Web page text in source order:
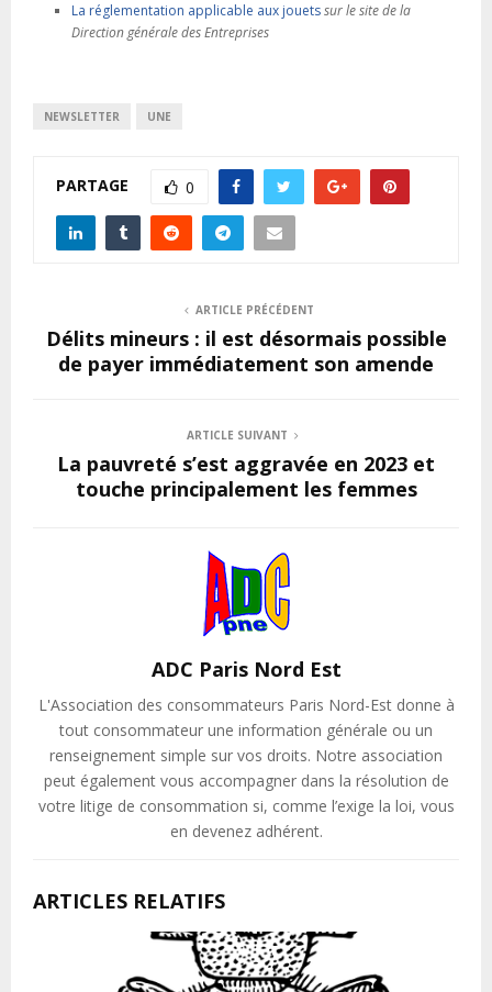
La réglementation applicable aux jouetssur le site de la
Direction générale des Entreprises
NEWSLETTER UNE
PARTAGE 0
ARTICLE PRÉCÉDENT
Délits mineurs : il est désormais possible
de payer immédiatement son amende
ARTICLE SUIVANT
La pauvreté s’est aggravée en 2023 et
touche principalement les femmes
ADC Paris Nord Est
L'Association des consommateurs Paris Nord-Est donne à
tout consommateur une information générale ou un
renseignement simple sur vos droits. Notre association
peut également vous accompagner dans la résolution de
votre litige de consommation si, comme l’exige la loi, vous
en devenez adhérent.
ARTICLES RELATIFS